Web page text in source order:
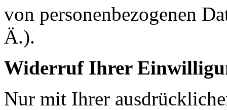
von personenbezogenen
Ä.).
Widerruf Ihrer
Nur mit Ihrer